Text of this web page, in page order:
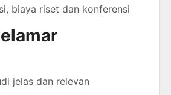
biaya riset dan konferensi
jelas dan relevan